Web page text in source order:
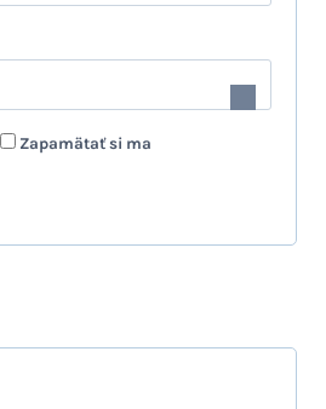
v
Zapamätať si ma